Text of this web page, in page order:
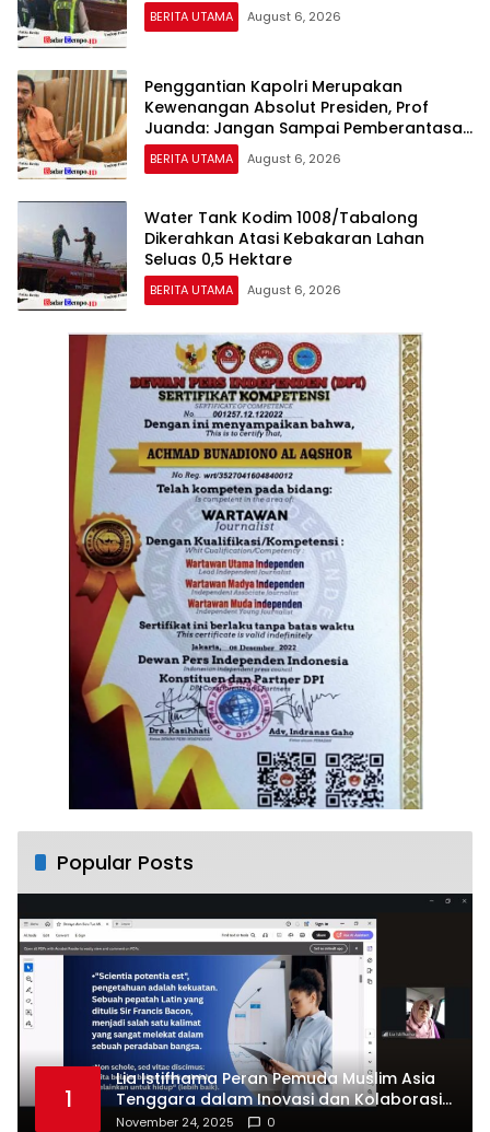
BERITA UTAMA August 6, 2026
Penggantian Kapolri Merupakan
Kewenangan Absolut Presiden, Prof
Juanda: Jangan Sampai Pemberantasan
Korupsi Justru Melemah
BERITA UTAMA August 6, 2026
Water Tank Kodim 1008/Tabalong
Dikerahkan Atasi Kebakaran Lahan
Seluas 0,5 Hektare
BERITA UTAMA August 6, 2026
Popular Posts
1
Lia Istifhama Peran Pemuda Muslim Asia
Tenggara dalam Inovasi dan Kolaborasi
Internasional
November 24, 2025 0